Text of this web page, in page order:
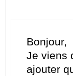
Bonjour,
Je viens
ajouter